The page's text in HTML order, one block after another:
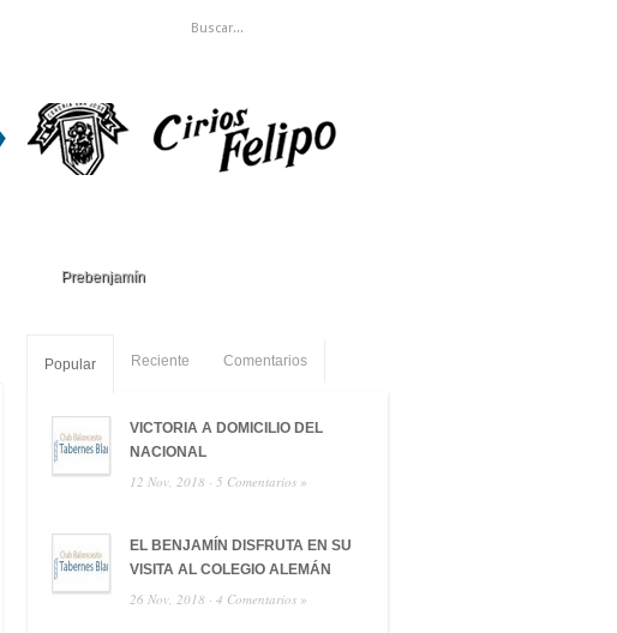
Prebenjamín
Popular Reciente Comentarios
VICTORIA A DOMICILIO DEL
NACIONAL
12 Nov, 2018 · 5 Comentarios »
EL BENJAMÍN DISFRUTA EN SU
VISITA AL COLEGIO ALEMÁN
26 Nov, 2018 · 4 Comentarios »